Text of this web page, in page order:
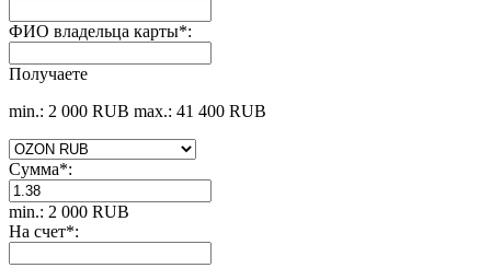
ФИО владельца карты*:
Получаете
min.: 2 000 RUB max.: 41 400 RUB
Сумма*:
min.: 2 000 RUB
На счет*: